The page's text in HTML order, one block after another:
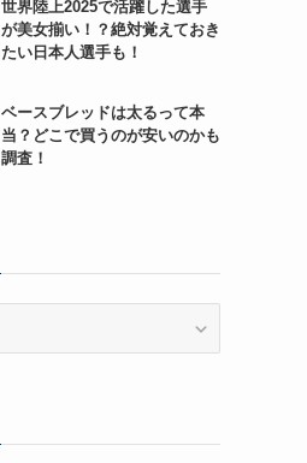
世界陸上2025で活躍した選手
が美女揃い！？絶対覚えておき
たい日本人選手も！
ベースブレッドは太るって本
当？どこで買うのが安いのかも
調査！